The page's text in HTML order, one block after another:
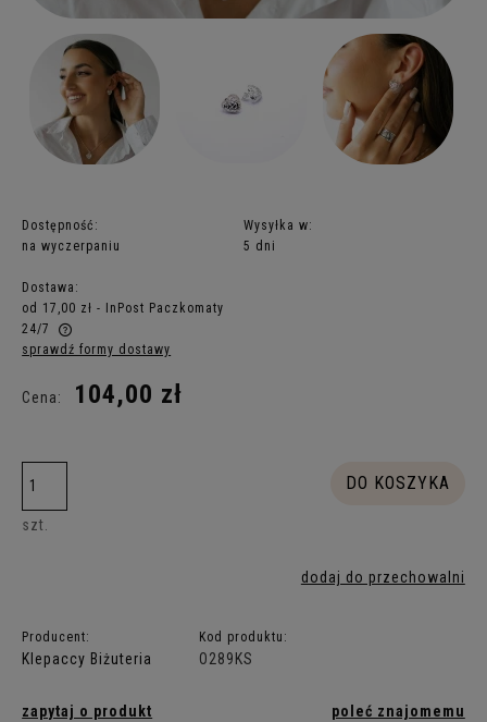
Dostępność:
na wyczerpaniu
Wysyłka w:
5 dni
Dostawa:
od 17,00 zł - InPost Paczkomaty
24/7
Cena nie zawiera ewentualnych kosztów płatności
sprawdź formy dostawy
Cena: 104,00 zł
szt.
DO KOSZYKA
dodaj do przechowalni
Producent:
Klepaccy Biżuteria
Kod produktu:
O289KS
zapytaj o produkt poleć znajomemu